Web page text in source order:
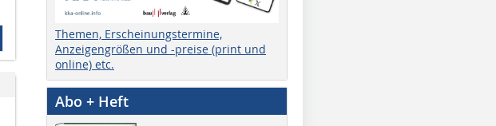
Themen, Erscheinungstermine,
Anzeigengrößen und -preise (print und
online) etc.
Abo + Heft